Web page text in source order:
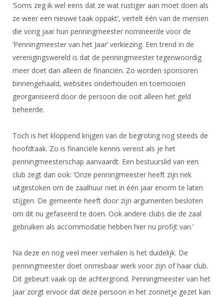
Leden van Verdiensten
Bondsbureau
Contact
Medewerkers
Samenwerking
Alle Verenigingen
Nieuws
Verenigingsondersteuning
Witte Vlekkenplan
Oprichting Vereniging
Rolstoelschermen
Wedstrijdkalender
NK's
JPT
JEC
Veteranenwedstrijden
Wedstrijdorganisatie
Nieuws
Aanvragen van scheidsrechters
Scheidsrechterslijst
Import inschrijvingen uit Nahouw
Verwerk wedstrijduitslagen
NK organiseren
Atletencommissie
Internationale Titeltoernooien
Internationale aanmeldingen
Nationale opleidingen
Opleidingen
Leraar
Voor scheidsrechters
Nieuws
Scheidsrechter Documentatie
Opleidingen
Tuchtzaken
Archief
Infotheek
Touché
‘Soms zeg ik wel eens dat ze wat rustiger aan moet doen als
ze weer een nieuwe taak oppakt’, vertelt één van de mensen
die vorig jaar hun penningmeester nomineerde voor de
‘Penningmeester van het Jaar’ verkiezing. Een trend in de
verenigingswereld is dat de penningmeester tegenwoordig
meer doet dan alleen de financiën. Zo worden sponsoren
binnengehaald, websites onderhouden en toernooien
georganiseerd door de persoon die ooit alleen het geld
beheerde.
Toch is het kloppend krijgen van de begroting nog steeds de
hoofdtaak. Zo is financiële kennis vereist als je het
penningmeesterschap aanvaardt. Een bestuurslid van een
club zegt dan ook: ‘Onze penningmeester heeft zijn nek
uitgestoken om de zaalhuur niet in één jaar enorm te laten
stijgen. De gemeente heeft door zijn argumenten besloten
om dit nu gefaseerd te doen. Ook andere clubs die de zaal
gebruiken als accommodatie hebben hier nu profijt van.’
Na deze en nog veel meer verhalen is het duidelijk. De
penningmeester doet onmisbaar werk voor zijn of haar club.
Dit gebeurt vaak op de achtergrond. Penningmeester van het
Jaar zorgt ervoor dat deze persoon in het zonnetje gezet kan